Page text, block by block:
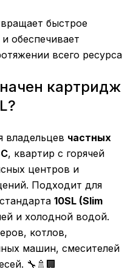
быстрое
обеспечивает
всего ресурса
картридж
владельцев частных
, квартир с горячей
центров и
Подходит для
10SL (Slim
и холодной водой.
котлов,
машин, смесителей
🔧🚿🏢